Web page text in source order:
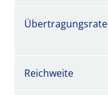
Übertragungsrate
Reichweite